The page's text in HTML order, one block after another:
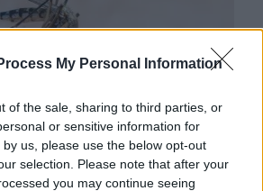
My Personal Information
of the sale, sharing to third parties, or
or sensitive information for
us, please use the below opt-out
selection. Please note that after your
you may continue seeing
szúnyog csípte meg: az életébe
került